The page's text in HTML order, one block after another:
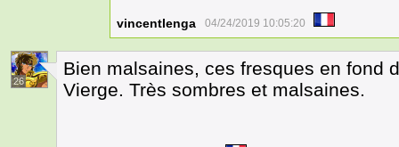
vincentlenga 04/24/2019 10:05:20
26
Bien malsaines, ces fresques en fond
Vierge. Très sombres et malsaines.